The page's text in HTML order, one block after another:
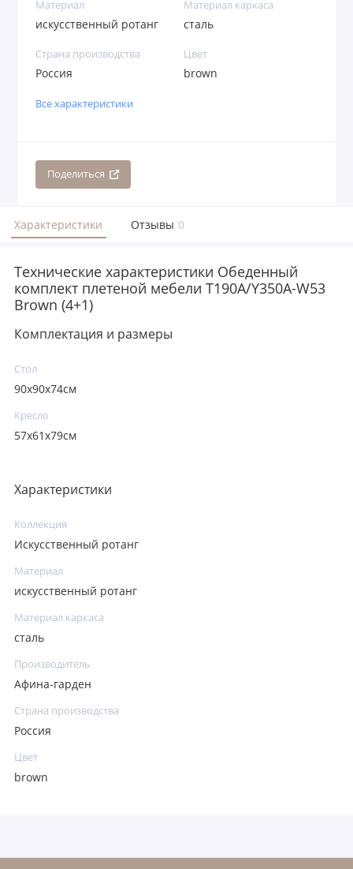
Материал
искусственный ротанг
Материал каркаса
сталь
Страна производства
Россия
Цвет
brown
Все характеристики
Поделиться
Характеристики Отзывы 0
Технические характеристики Обеденный
комплект плетеной мебели T190A/Y350A-W53
Brown (4+1)
Комплектация и размеры
Стол
90x90x74см
Кресло
57x61x79см
Характеристики
Коллекция
Искусственный ротанг
Материал
искусственный ротанг
Материал каркаса
сталь
Производитель
Афина-гарден
Страна производства
Россия
Цвет
brown